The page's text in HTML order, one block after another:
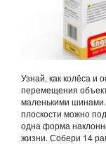
Узнай, как колёса и
перемещения
маленькими
плоскости можно
одна форма
жизни. Собери 14